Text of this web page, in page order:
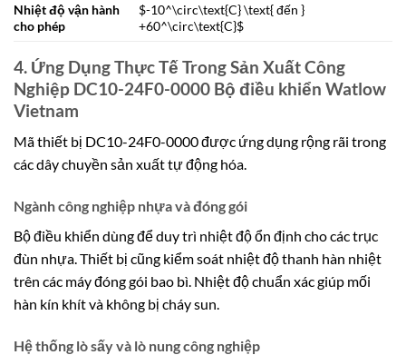
Nhiệt độ vận hành
cho phép
$-10^\circ\text{C} \text{ đến }
+60^\circ\text{C}$
4. Ứng Dụng Thực Tế Trong Sản Xuất Công
Nghiệp DC10-24F0-0000 Bộ điều khiển Watlow
Vietnam
Mã thiết bị DC10-24F0-0000 được ứng dụng rộng rãi trong
các dây chuyền sản xuất tự động hóa.
Ngành công nghiệp nhựa và đóng gói
Bộ điều khiển dùng để duy trì nhiệt độ ổn định cho các trục
đùn nhựa. Thiết bị cũng kiểm soát nhiệt độ thanh hàn nhiệt
trên các máy đóng gói bao bì. Nhiệt độ chuẩn xác giúp mối
hàn kín khít và không bị cháy sun.
Hệ thống lò sấy và lò nung công nghiệp